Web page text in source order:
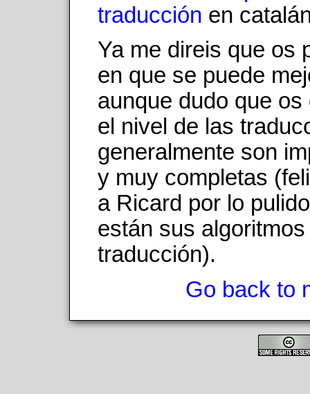
traducción en
Ya me direis que os
en que se puede
aunque dudo que os
el nivel de las
generalmente son
y muy completas
a Ricard por lo
están sus
traducción).
Go back to